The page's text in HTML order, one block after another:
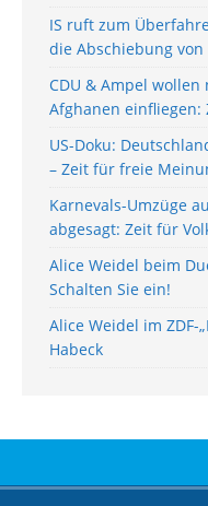
IS ruft zum
die Abschiebung
CDU & Ampel
Afghanen
US-Doku:
– Zeit für freie
Karnevals-Umzüge
abgesagt: Zeit für
Alice Weidel beim
Schalten Sie ein!
Alice Weidel im ZDF-
Habeck